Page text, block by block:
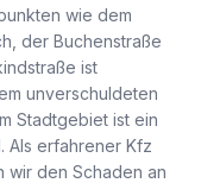
wie dem
der Buchenstraße
ist
unverschuldeten
Stadtgebiet ist ein
Als erfahrener Kfz
wir den Schaden an